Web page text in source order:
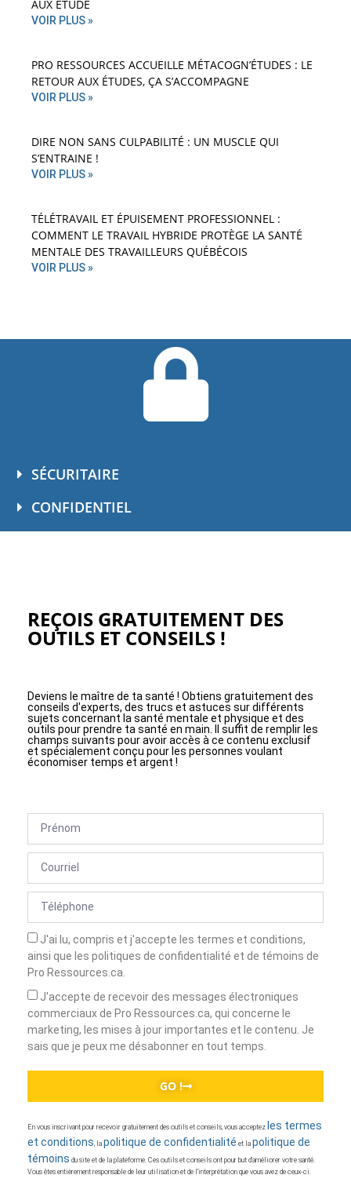
AUX ÉTUDE
VOIR PLUS »
PRO RESSOURCES ACCUEILLE MÉTACOGN’ÉTUDES : LE
RETOUR AUX ÉTUDES, ÇA S’ACCOMPAGNE
VOIR PLUS »
DIRE NON SANS CULPABILITÉ : UN MUSCLE QUI
S’ENTRAINE !
VOIR PLUS »
TÉLÉTRAVAIL ET ÉPUISEMENT PROFESSIONNEL :
COMMENT LE TRAVAIL HYBRIDE PROTÈGE LA SANTÉ
MENTALE DES TRAVAILLEURS QUÉBÉCOIS
VOIR PLUS »
SÉCURITAIRE
CONFIDENTIEL
REÇOIS GRATUITEMENT DES
OUTILS ET CONSEILS !
Deviens le maître de ta santé ! Obtiens gratuitement des
conseils d'experts, des trucs et astuces sur différents
sujets concernant la santé mentale et physique et des
outils pour prendre ta santé en main. Il suffit de remplir les
champs suivants pour avoir accès à ce contenu exclusif
et spécialement conçu pour les personnes voulant
économiser temps et argent !
J'ai lu, compris et j'accepte les termes et conditions,
ainsi que les politiques de confidentialité et de témoins de
Pro Ressources.ca.
J'accepte de recevoir des messages électroniques
commerciaux de Pro Ressources.ca, qui concerne le
marketing, les mises à jour importantes et le contenu. Je
sais que je peux me désabonner en tout temps.
GO !
En vous inscrivant pour recevoir gratuitement des outils et conseils, vous acceptez les termes
et conditions , la politique de confidentialité et la politique de
témoins du site et de la plateforme. Ces outils et conseils ont pour but d’améliorer votre santé.
Vous êtes entièrement responsable de leur utilisation et de l’interprétation que vous avez de ceux-ci.